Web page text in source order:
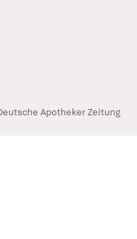
Apotheker Zeitung